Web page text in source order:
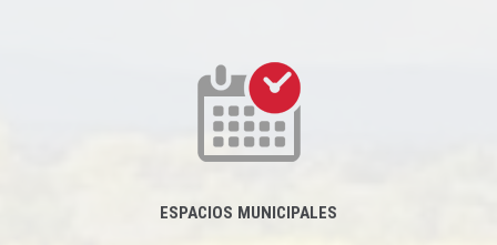
ESPACIOS MUNICIPALES